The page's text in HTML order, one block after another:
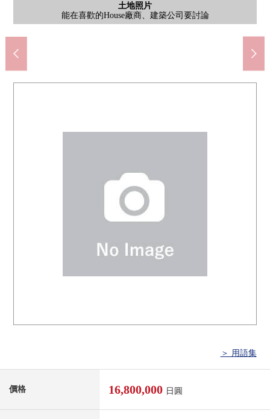
土地照片
能在喜歡的House廠商、建築公司要討論
豐橋鐵道東田本線"井原"車站步行10分鐘。是商業設施在在步行15
分鐘的範圍以內排隊的良好地理位置。
鷹山岡小學、小鷹野公園從西側有切身關系，并且是小孩們增
長，增長，容易渡過的環境。
生活需要的設施從北側在步行圈準備齊全，是孩子育
tenoshiyasusanitsunagaru位置。
含有前面道路的外觀
在東北一側幅員約5.7m的公路接道間口：約14.6m
含有前面道路的外觀
面向前面道路幅員約5.7m的道路，車之間的交錯也有能力承擔。
科克市場牛河商店(約895m)
步行12分鐘
山中赤岩furante館(約1100m)
步行14分鐘
豐橋市立鷹山岡小學(約310m)
步行4分鐘
豊橋市立東陵中學校(約1450m)
步行19分鐘
＞ 用語集
價格 16,800,000 日圓